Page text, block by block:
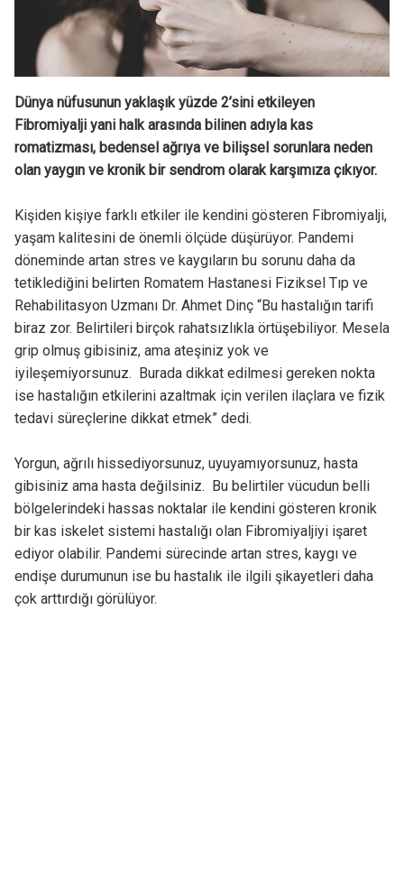
Dünya nüfusunun yaklaşık yüzde 2’sini etkileyen
Fibromiyalji yani halk arasında bilinen adıyla kas
romatizması, bedensel ağrıya ve bilişsel sorunlara neden
olan yaygın ve kronik bir sendrom olarak karşımıza çıkıyor.
Kişiden kişiye farklı etkiler ile kendini gösteren Fibromiyalji,
yaşam kalitesini de önemli ölçüde düşürüyor. Pandemi
döneminde artan stres ve kaygıların bu sorunu daha da
tetiklediğini belirten Romatem Hastanesi Fiziksel Tıp ve
Rehabilitasyon Uzmanı Dr. Ahmet Dinç “Bu hastalığın tarifi
biraz zor. Belirtileri birçok rahatsızlıkla örtüşebiliyor. Mesela
grip olmuş gibisiniz, ama ateşiniz yok ve
iyileşemiyorsunuz. Burada dikkat edilmesi gereken nokta
ise hastalığın etkilerini azaltmak için verilen ilaçlara ve fizik
tedavi süreçlerine dikkat etmek” dedi.
Yorgun, ağrılı hissediyorsunuz, uyuyamıyorsunuz, hasta
gibisiniz ama hasta değilsiniz. Bu belirtiler vücudun belli
bölgelerindeki hassas noktalar ile kendini gösteren kronik
bir kas iskelet sistemi hastalığı olan Fibromiyaljiyi işaret
ediyor olabilir. Pandemi sürecinde artan stres, kaygı ve
endişe durumunun ise bu hastalık ile ilgili şikayetleri daha
çok arttırdığı görülüyor.